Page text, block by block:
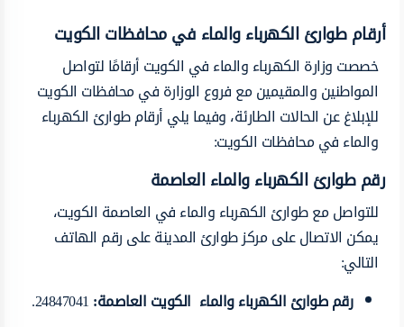
أرقام طوارئ الكهرباء والماء في محافظات الكويت
خصصت وزارة الكهرباء والماء في الكويت أرقامًا لتواصل
المواطنين والمقيمين مع فروع الوزارة في محافظات الكويت
للإبلاغ عن الحالات الطارئة، وفيما يلي أرقام طوارئ الكهرباء
والماء في محافظات الكويت:
رقم طوارئ الكهرباء والماء العاصمة
للتواصل مع طوارئ الكهرباء والماء في العاصمة الكويت،
يمكن الاتصال على مركز طوارئ المدينة على رقم الهاتف
التالي:
رقم طوارئ الكهرباء والماء الكويت العاصمة: